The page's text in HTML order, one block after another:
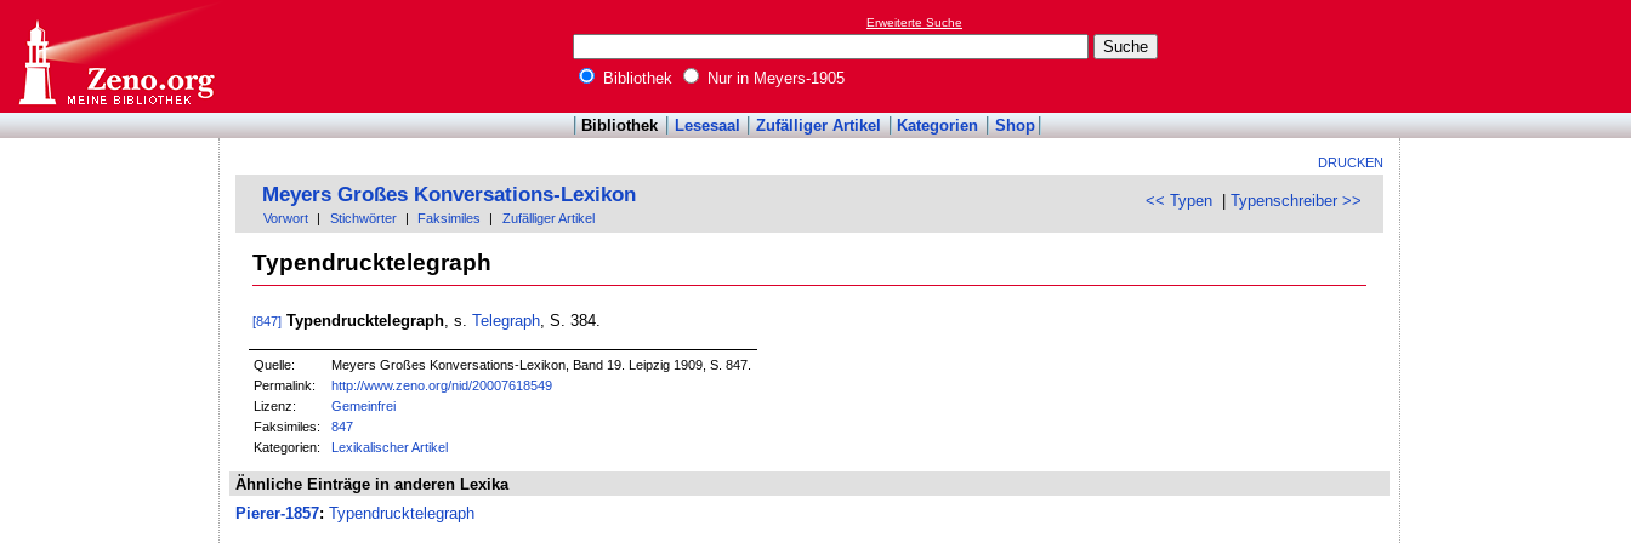
Erweiterte Suche
Bibliothek Nur in Meyers-1905
Bibliothek Lesesaal Zufälliger Artikel Kategorien Shop
DRUCKEN
<< Typen |Typenschreiber >>
Meyers Großes Konversations-Lexikon
Vorwort Stichwörter Faksimiles Zufälliger Artikel
Typendrucktelegraph
[847] Typendrucktelegraph, s. Telegraph, S. 384.
Quelle:
Meyers Großes Konversations-Lexikon, Band 19. Leipzig 1909, S. 847.
Permalink:
http://www.zeno.org/nid/20007618549
Lizenz:
Gemeinfrei
Faksimiles:
847
Kategorien:
Lexikalischer Artikel
Ähnliche Einträge in anderen Lexika
Pierer-1857: Typendrucktelegraph